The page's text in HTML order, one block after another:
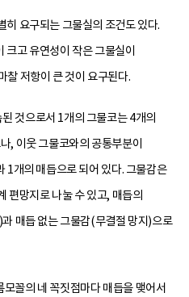
히 요구되는 그물실의 조건도 있다.
크고 유연성이 작은 그물실이
찰 저항이 큰 것이 요구된다.
것으로서 1개의 그물코는 4개의
, 이웃 그물코와의 공통부분이
개의 매듭으로 되어 있다. 그물감은
편망지로 나눌 수 있고, 매듭의
매듭 없는 그물감(무결절 망지)으로
꼴의 네 꼭짓점마다 매듭을 맺어서